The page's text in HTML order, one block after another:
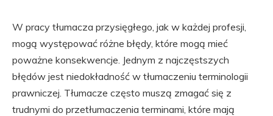
W pracy tłumacza przysięgłego, jak w każdej profesji,
mogą występować różne błędy, które mogą mieć
poważne konsekwencje. Jednym z najczęstszych
błędów jest niedokładność w tłumaczeniu terminologii
prawniczej. Tłumacze często muszą zmagać się z
trudnymi do przetłumaczenia terminami, które mają